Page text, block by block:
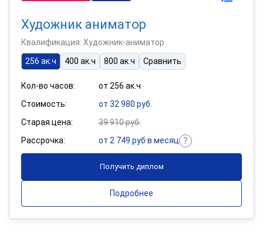
Художник аниматор
Квалификация: Художник-аниматор
256 ак.ч
400 ак.ч 800 ак.ч Сравнить
Кол-во часов:
от 256 ак.ч
Стоимость:
от 32 980 руб.
Старая цена:
39 910 руб.
Рассрочка:
от 2 749 руб в месяц
Получить диплом
Подробнее